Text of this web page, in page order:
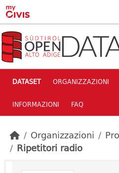
Skip to main content
DATASET ORGANIZZAZIONI
INFORMAZIONI FAQ
Organizzazioni
Ripetitori radio